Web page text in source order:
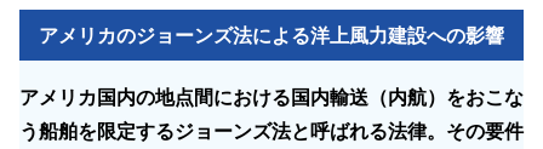
アメリカのジョーンズ法による洋上風力建設への影響
アメリカ国内の地点間における国内輸送（内航）をおこな
う船舶を限定するジョーンズ法と呼ばれる法律。その要件